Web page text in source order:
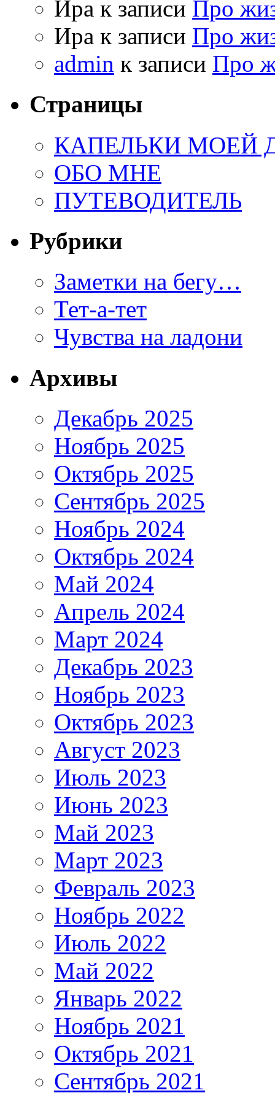
Ира к записи Про
Ира к записи Про
admin к записи Про
Страницы
КАПЕЛЬКИ МОЕЙ
ОБО МНЕ
ПУТЕВОДИТЕЛЬ
Рубрики
Заметки на бегу…
Тет-а-тет
Чувства на ладони
Архивы
Декабрь 2025
Ноябрь 2025
Октябрь 2025
Сентябрь 2025
Ноябрь 2024
Октябрь 2024
Май 2024
Апрель 2024
Март 2024
Декабрь 2023
Ноябрь 2023
Октябрь 2023
Август 2023
Июль 2023
Июнь 2023
Май 2023
Март 2023
Февраль 2023
Ноябрь 2022
Июль 2022
Май 2022
Январь 2022
Ноябрь 2021
Октябрь 2021
Сентябрь 2021